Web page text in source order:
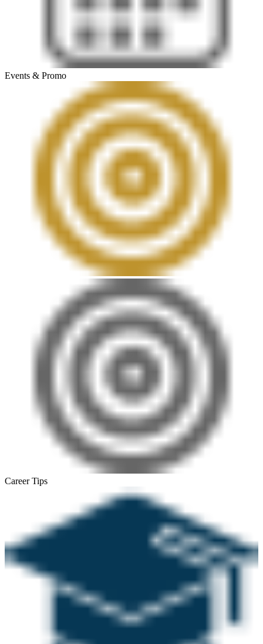
Events & Promo
Career Tips